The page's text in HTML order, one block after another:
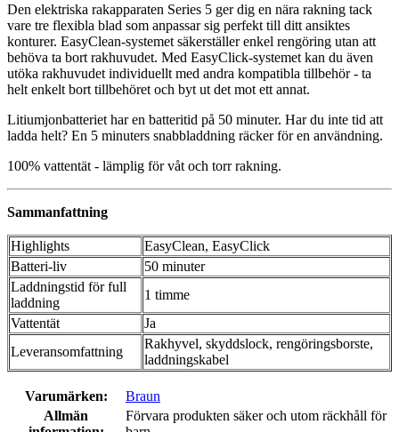
Den elektriska rakapparaten Series 5 ger dig en nära rakning tack
vare tre flexibla blad som anpassar sig perfekt till ditt ansiktes
konturer. EasyClean-systemet säkerställer enkel rengöring utan att
behöva ta bort rakhuvudet. Med EasyClick-systemet kan du även
utöka rakhuvudet individuellt med andra kompatibla tillbehör - ta
helt enkelt bort tillbehöret och byt ut det mot ett annat.
Litiumjonbatteriet har en batteritid på 50 minuter. Har du inte tid att
ladda helt? En 5 minuters snabbladdning räcker för en användning.
100% vattentät - lämplig för våt och torr rakning.
Sammanfattning
Highlights
EasyClean, EasyClick
Batteri-liv
50 minuter
Laddningstid för full
laddning
1 timme
Vattentät
Ja
Leveransomfattning
Rakhyvel, skyddslock, rengöringsborste,
laddningskabel
Varumärken:
Braun
Allmän
Förvara produkten säker och utom räckhåll för